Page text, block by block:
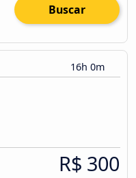
Buscar
16h 0m
R$ 300